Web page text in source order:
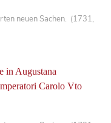
neuen Sachen. (1731,
in Augustana
Carolo Vto